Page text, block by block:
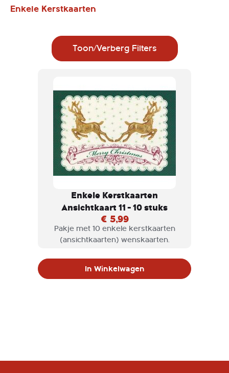
Enkele Kerstkaarten
Toon/Verberg Filters
Enkele Kerstkaarten
Ansichtkaart 11 - 10 stuks
€ 5,99
Pakje met 10 enkele kerstkaarten
(ansichtkaarten) wenskaarten.
In Winkelwagen